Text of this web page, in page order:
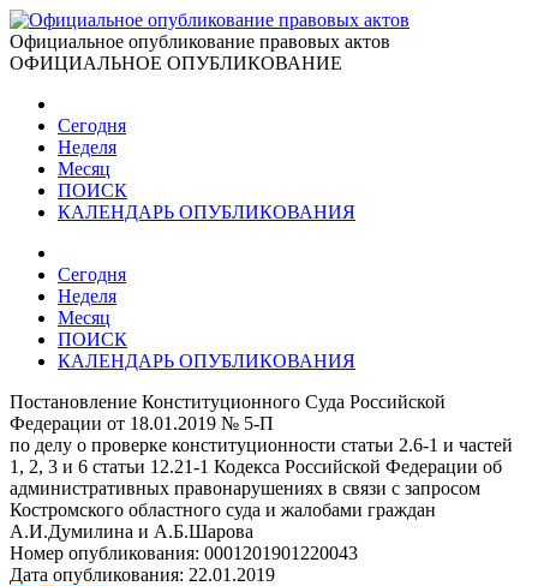
Официальное опубликование правовых актов
ОФИЦИАЛЬНОЕ ОПУБЛИКОВАНИЕ
Сегодня
Неделя
Месяц
ПОИСК
КАЛЕНДАРЬ ОПУБЛИКОВАНИЯ
Сегодня
Неделя
Месяц
ПОИСК
КАЛЕНДАРЬ ОПУБЛИКОВАНИЯ
Постановление Конституционного Суда Российской
Федерации от 18.01.2019 № 5-П
по делу о проверке конституционности статьи 2.6-1 и частей
1, 2, 3 и 6 статьи 12.21-1 Кодекса Российской Федерации об
административных правонарушениях в связи с запросом
Костромского областного суда и жалобами граждан
А.И.Думилина и А.Б.Шарова
Номер опубликования: 0001201901220043
Дата опубликования: 22.01.2019